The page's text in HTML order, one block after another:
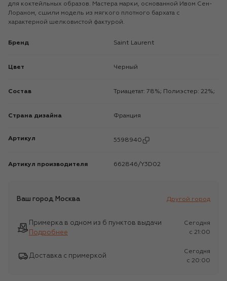
для коктейльных образов. Мастера марки, основанной Ивом Сен-
Лораном, сшили модель из мягкого плотного бархата с
характерной шелковистой фактурой.
Бренд Saint Laurent
Цвет Черный
Состав Триацетат: 78%; Полиэстер: 22%;
Страна дизайна Франция
Артикул 5598940
Артикул производителя 662846/Y3D02
Ваш город Москва Другой город
Примерка в одном из 6 пунктов выдачи
Подробнее
Сегодня
c 21:00
Доставка с примеркой
Сегодня
c 20:00